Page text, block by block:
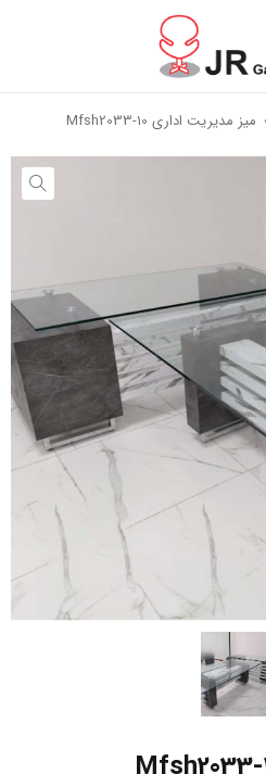
› میز مدیریت اداری Mfsh2033-10